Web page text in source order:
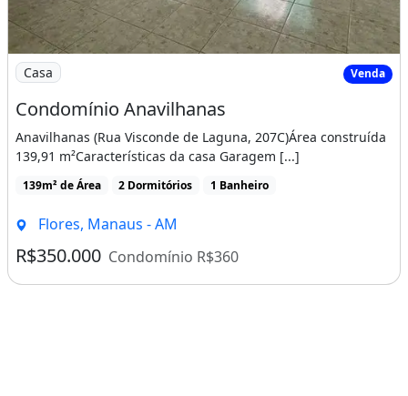
Imagem: Condomínio Anavilhanas
Casa Venda
Condomínio Anavilhanas
Anavilhanas (Rua Visconde de Laguna, 207C)Área construída
139,91 m²Características da casa Garagem [...]
139m² de Área 2 Dormitórios 1 Banheiro
Flores, Manaus - AM
R$350.000 Condomínio R$360